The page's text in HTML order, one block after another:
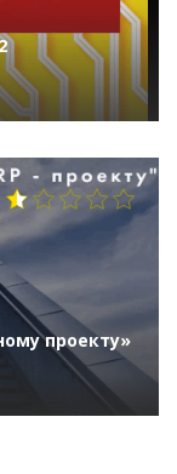
проекту»